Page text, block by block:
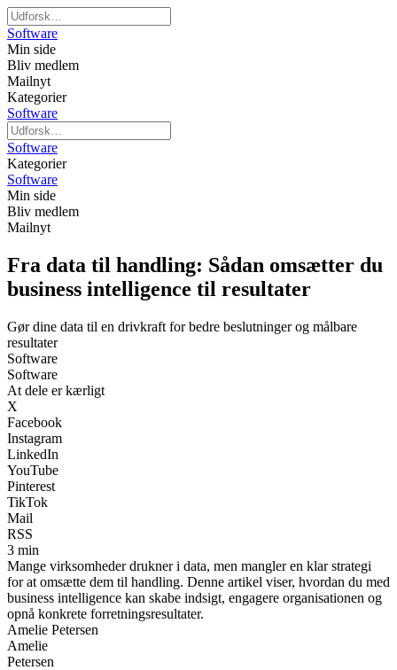
Software
Min side
Bliv medlem
Mailnyt
Kategorier
Software
Software
Kategorier
Software
Min side
Bliv medlem
Mailnyt
Fra data til handling: Sådan omsætter du
business intelligence til resultater
Gør dine data til en drivkraft for bedre beslutninger og målbare
resultater
Software
Software
At dele er kærligt
X
Facebook
Instagram
LinkedIn
YouTube
Pinterest
TikTok
Mail
RSS
3 min
Mange virksomheder drukner i data, men mangler en klar strategi
for at omsætte dem til handling. Denne artikel viser, hvordan du med
business intelligence kan skabe indsigt, engagere organisationen og
opnå konkrete forretningsresultater.
Amelie Petersen
Amelie
Petersen